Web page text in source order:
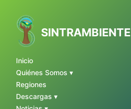
SINTRAMBIENTE
Inicio
Quiénes Somos ▾
Regiones
Descargas ▾
contenido